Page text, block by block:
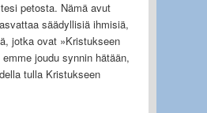
petosta. Nämä avut
säädyllisiä ihmisiä,
jotka ovat »Kristukseen
joudu synnin hätään,
tulla Kristukseen